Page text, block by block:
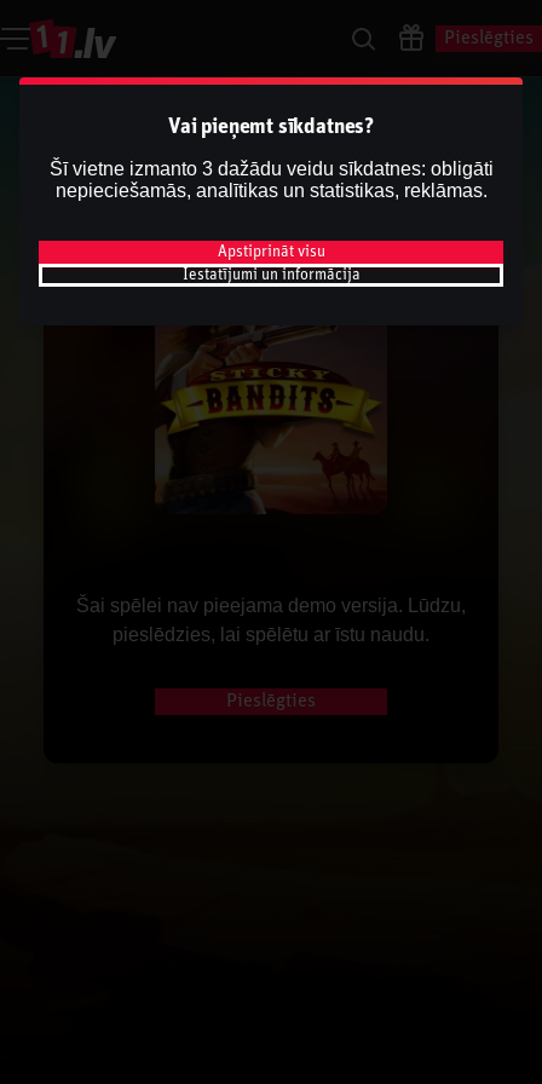
Pieslēgties
Šai spēlei nav pieejama demo versija. Lūdzu,
pieslēdzies, lai spēlētu ar īstu naudu.
Pieslēgties
Vai pieņemt sīkdatnes?
Šī vietne izmanto 3 dažādu veidu sīkdatnes: obligāti
nepieciešamās, analītikas un statistikas, reklāmas.
Apstiprināt visu
Iestatījumi un informācija